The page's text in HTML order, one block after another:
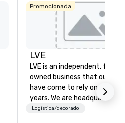
Promocionada
LVE
LVE is an independent, family
owned business that our
have come to rely on for
years. We are headquartered
Las Vegas and have satellite
Logística/decorado